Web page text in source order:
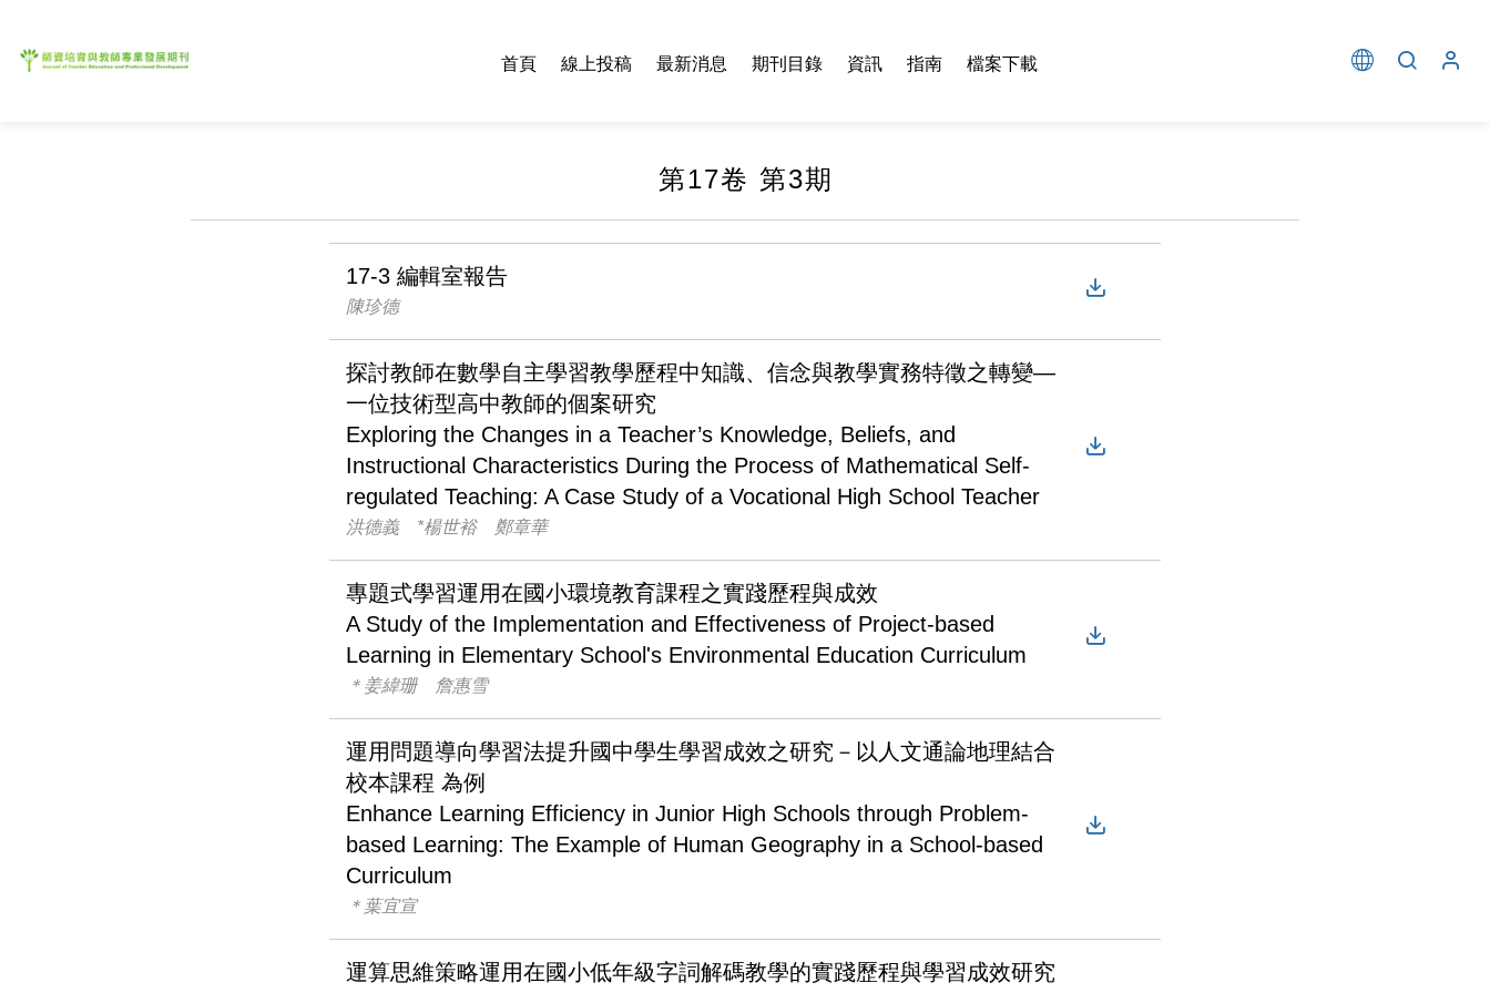
首頁 線上投稿 最新消息 期刊目錄 資訊 指南 檔案下載
第17卷 第3期
17-3 編輯室報告
陳珍德
探討教師在數學自主學習教學歷程中知識、信念與教學實務特徵之轉變—
一位技術型高中教師的個案研究
Exploring the Changes in a Teacher’s Knowledge, Beliefs, and
Instructional Characteristics During the Process of Mathematical Self-
regulated Teaching: A Case Study of a Vocational High School Teacher
洪德義 *楊世裕 鄭章華
專題式學習運用在國小環境教育課程之實踐歷程與成效
A Study of the Implementation and Effectiveness of Project-based
Learning in Elementary School's Environmental Education Curriculum
＊姜緯珊 詹惠雪
運用問題導向學習法提升國中學生學習成效之研究－以人文通論地理結合
校本課程 為例
Enhance Learning Efficiency in Junior High Schools through Problem-
based Learning: The Example of Human Geography in a School-based
Curriculum
＊葉宜宣
運算思維策略運用在國小低年級字詞解碼教學的實踐歷程與學習成效研究